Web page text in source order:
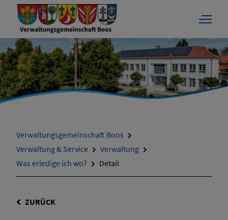
Verwaltungsgemeinschaft Boos
Verwaltung & Service
Verwaltung
Was erledige ich wo?
Detail
ZURÜCK